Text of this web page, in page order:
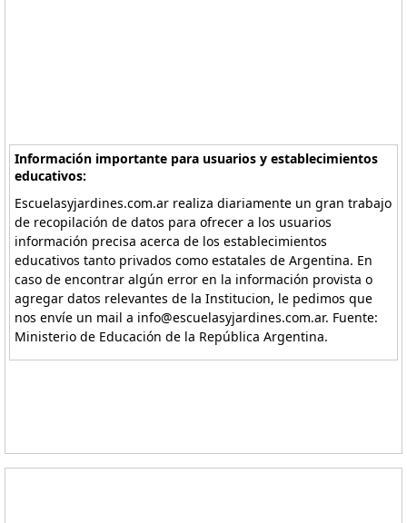
Información importante para usuarios y establecimientos
educativos:
Escuelasyjardines.com.ar realiza diariamente un gran trabajo
de recopilación de datos para ofrecer a los usuarios
información precisa acerca de los establecimientos
educativos tanto privados como estatales de Argentina. En
caso de encontrar algún error en la información provista o
agregar datos relevantes de la Institucion, le pedimos que
nos envíe un mail a info@escuelasyjardines.com.ar. Fuente:
Ministerio de Educación de la República Argentina.